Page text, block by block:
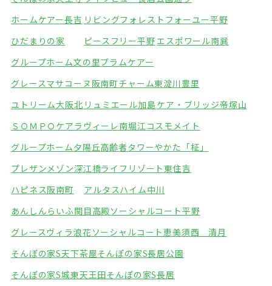
ホームケアー長吉 リビングフォレスト フォーユー平野
ひだまりの家
ピースフリー平野エスポワール南巽
グループホーム文の里プラムケアー
グレースマサコーヌ阪南町チャーム東淀川豊里
ユトリーム大阪北 リュミエール加島ケア・ブリッジ帝塚山
ＳＯＭＰＯケアラヴィーレ南堀江コスモメイト
グループホーム夕陽丘高齢者タワーやかた「柾」
プレザンメゾン深江橋ライフリゾート東住吉
ハピネス阪南町
アルタスハイム中川
あんしんらいふ関目高殿ソーシャルコート平野
グレースヴィラ浪花ソーシャルコート恵美須西 清月
そんぽの家S天下茶屋そんぽの家S長居公園
そんぽの家S城東天王田そんぽの家S長居